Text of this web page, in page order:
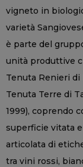
vigneto in
varietà
è parte del
unità produttive
Tenuta Renieri di
Tenuta Terre di
1999), coprendo
superficie vitata
articolata di
tra vini rossi,